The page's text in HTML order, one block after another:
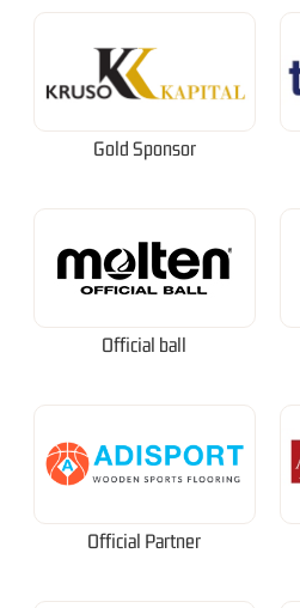
Gold Sponsor
Official ball
Official Partner